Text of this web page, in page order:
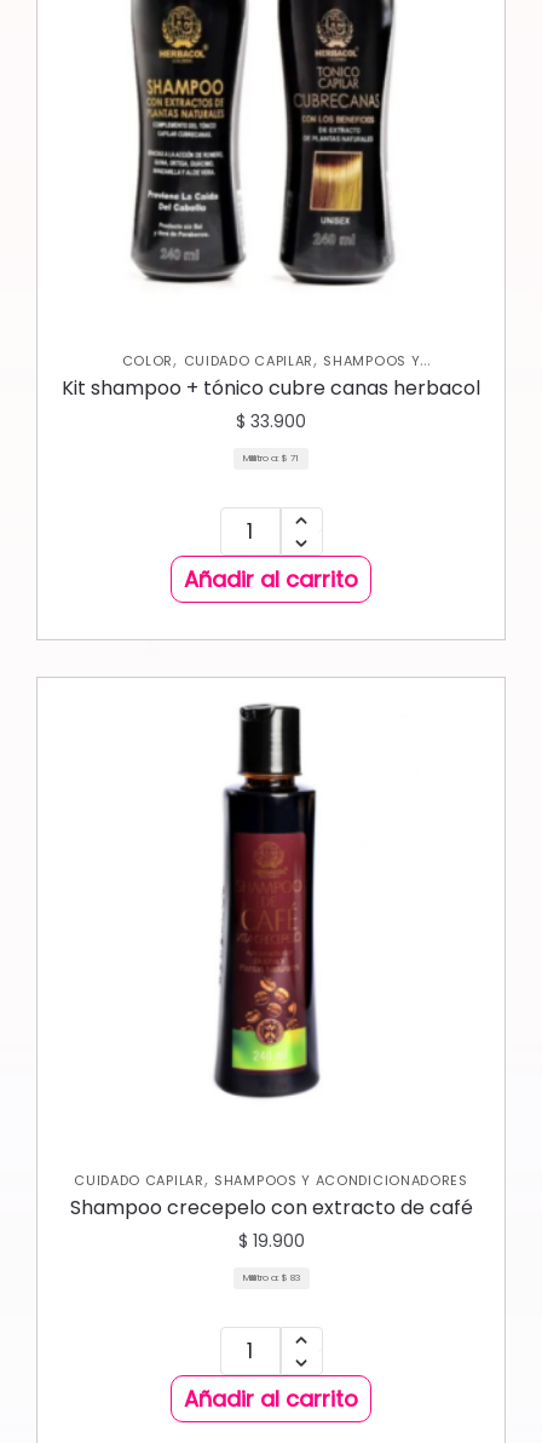
COLOR, CUIDADO CAPILAR, SHAMPOOS Y
ACONDICIONADORES
Kit shampoo + tónico cubre canas herbacol
$ 33.900
Mililitro a: $ 71
Añadir al carrito
CUIDADO CAPILAR, SHAMPOOS Y ACONDICIONADORES
Shampoo crecepelo con extracto de café
$ 19.900
Mililitro a: $ 83
Añadir al carrito